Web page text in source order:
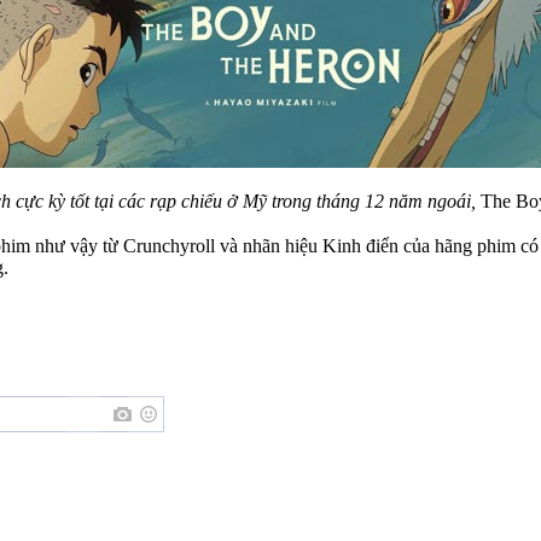
cực kỳ tốt tại các rạp chiếu ở Mỹ trong tháng 12 năm ngoái, The
như vậy từ Crunchyroll và nhãn hiệu Kinh điển của hãng phim